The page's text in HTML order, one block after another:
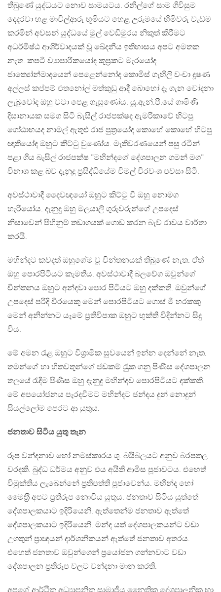
තිබුණේ යුද්ධයට නොව සාමයටය. රනිල්ගේ සාම ගිවිසුම
දෙදරවා හළ මාවිල්ආරු භූමියට හෙළ උරුමයේ හිමිවරු වැඩම
කරමින් අවසන් යුද්ධයේ මුල් වෙඩිමුරය නිකුත් කිරීමට
අධර්මිෂ්ඨ ආශිර්වාදයක් වූ ඛේදනීය ඉතිහාසය අපට අමතක
නැත. කපටි ව්‍යාපාරිකයෝද කුප‍්‍රකට මැරයෝද
ජාත්‍යෝන්මාදයෙන් පෙළෙන්නෝද කොමිස් ගැහිලි වංචා දූෂණ
අල්ලස් කප්පම් එතනෝල් මත්කුඩු ආදී බොහෝ දෑ ගැන චෝදනා
ලැබුවෝද ඔහු වටා පෙළ ගැසුණෝය. යූ.ඇන්.පී.යේ ගාමිණී
දිසානායක සමග සිටි බැසිල් රාජපක්ෂද ඇමරිකාවේ හිටපු
ගෝඨාභයද නාමල් ඇතුළු රාජ පුත‍්‍රයෝද කොහේ කොහේ හිටපු
ඥාතියෝද ඔහුට කිට්ටු වුණෝය. මැතිවරණයෙන් පසු රටින්
පළා ගිය බැසිල් රාජපක්ෂ ”මහින්දගේ දේශපාලන ගමන් මග”
විනාශ කළ බව දැනුදු ප‍්‍රසිද්ධියේම විමල් වීරවංශ පවසා සිටී.
අවස්ථාවාදී දෛවඥයෝ ඔහුට කිට්ටු වී ඔහු නොමග
හැරියෝය. දැනුදු ඔහු මලයාලි ගුරුවරුන්ගේ උපදෙස්
නිසාවෙන් පිහිනුම් තඩාගයක් ගොඩ කරන බැව් රාවය වාර්තා
කරයි.
මහින්දට කවදත් ඔහුගේම වූ චින්තනයක් තිබුණේ නැත. ඒත්
ඔහු පොරපිටියට කැමතිය. අවස්ථාවාදී බලවේග ඔවුන්ගේ
චින්තනය ඔහුට අන්දවා පොර පිටියට ඔහු දක්කති. ඔවුන්ගේ
උපදෙස් පරිදි වීරයෙකු මෙන් පොරපිටියට ගොස් මී හරකකු
මෙන් අනින්නට යෑමේ ප‍්‍රතිවිපාක ඔහුට භුක්ති විදින්නට සිදු
විය.
මේ අමන රැළ ඔහුට විශ‍්‍රාමික සුවයෙන් ඉන්න දෙන්නේ නැත.
තමන්ගේ හා හිතවතුන්ගේ ජඩකම් රැුක ගනු පිණිස දේශපාලන
තලයේ රැදීම පිණිස ඔහු දැනුදු මහින්දව පොරපිටියට දක්කති.
මේ අපයෝජනය පැරදවීමට මහින්දට ඡන්දය දුන් නොදුන්
සියල්ලෝම පෙරට ආ යුතුය.
ජනතාව සිටිය යුතු තැන
රූප වන්දනාව හෝ නමස්කාරය ශු. බයිබලයට අනුව බරපතල
වරදකි. බුද්ධ ධර්මය අනුව එය අයිති ආමිස පූජාවටය. එහෙත්
විමුක්තිය ලැබෙන්නේ ප‍්‍රතිපත්ති පූජාවෙන්ය. මහින්ද හෝ
මෛත‍්‍රී අපට ප‍්‍රතිරූප නොවිය යුතුය. ජනතාව සිටිය යුත්තේ
දේශපාලකයාට ඉදිරියෙනි. ඇත්තෙන්ම ජනතාව ඇත්තේ
දේශපාලකයාට ඉදිරියෙනි. මන්ද යත් දේශපාලකයන්ට වඩා
උගතුන් ප‍්‍රාඥයන් දාර්ශනිකයන් ඇත්තේ ජනතාව අතරය.
එහෙත් ජනතාව ඔවුන්ගෙන් ප‍්‍රයෝජන ගන්නවාට වඩා
දේශපාලන ප‍්‍රතිරූප වලට වන්දනා මාන කරති.
අපගේ ආර්ථික අධ්‍යාපනික සාමාජීය නෛතික දේශපාලනික හා